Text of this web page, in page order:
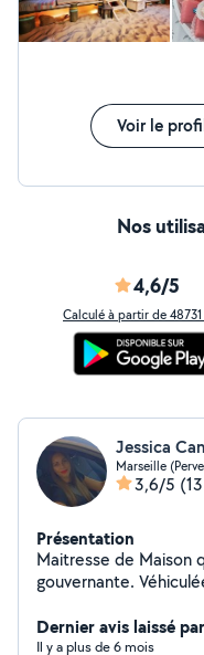
Voir le
Nos
4,6/5
Calculé à partir de 48731
Jessica
Marseille
3,6/5
Présentation
Maitresse de Maison
gouvernante.
Dernier avis laissé
Il y a plus de 6 mois